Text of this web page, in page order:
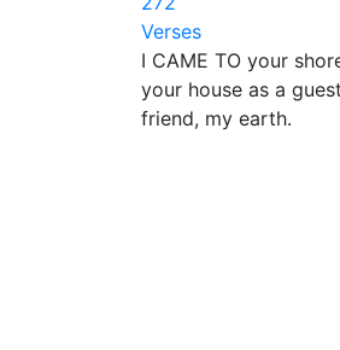
Verses
I CAME TO your
your house as a
friend, my earth.